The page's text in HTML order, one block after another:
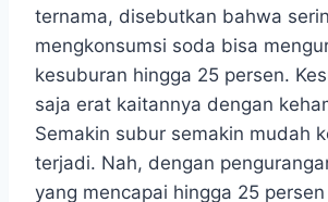
ternama, disebutkan bahwa
mengkonsumsi soda bisa
kesuburan hingga 25 persen.
saja erat kaitannya dengan
Semakin subur semakin mudah
terjadi. Nah, dengan
yang mencapai hingga 25